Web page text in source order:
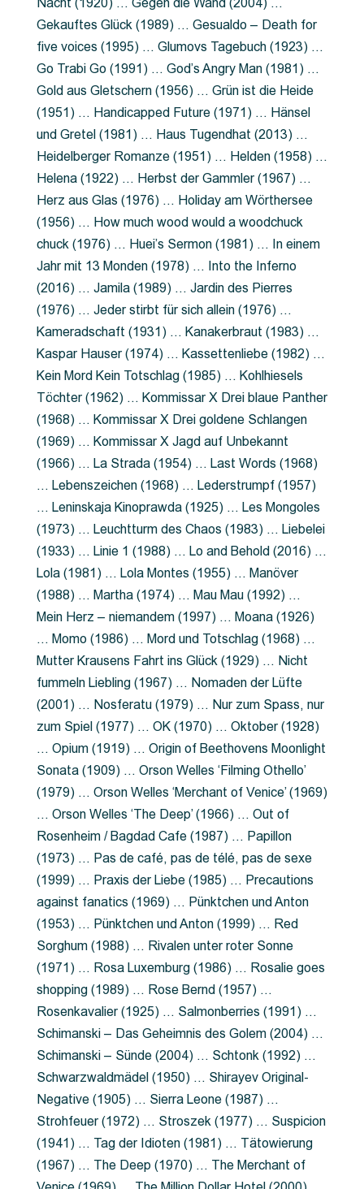
Nacht (1920) … Gegen die Wand (2004) …
Gekauftes Glück (1989) … Gesualdo – Death for
five voices (1995) … Glumovs Tagebuch (1923) …
Go Trabi Go (1991) … God’s Angry Man (1981) …
Gold aus Gletschern (1956) … Grün ist die Heide
(1951) … Handicapped Future (1971) … Hänsel
und Gretel (1981) … Haus Tugendhat (2013) …
Heidelberger Romanze (1951) … Helden (1958) …
Helena (1922) … Herbst der Gammler (1967) …
Herz aus Glas (1976) … Holiday am Wörthersee
(1956) … How much wood would a woodchuck
chuck (1976) … Huei’s Sermon (1981) … In einem
Jahr mit 13 Monden (1978) … Into the Inferno
(2016) … Jamila (1989) … Jardin des Pierres
(1976) … Jeder stirbt für sich allein (1976) …
Kameradschaft (1931) … Kanakerbraut (1983) …
Kaspar Hauser (1974) … Kassettenliebe (1982) …
Kein Mord Kein Totschlag (1985) … Kohlhiesels
Töchter (1962) … Kommissar X Drei blaue Panther
(1968) … Kommissar X Drei goldene Schlangen
(1969) … Kommissar X Jagd auf Unbekannt
(1966) … La Strada (1954) … Last Words (1968)
… Lebenszeichen (1968) … Lederstrumpf (1957)
… Leninskaja Kinoprawda (1925) … Les Mongoles
(1973) … Leuchtturm des Chaos (1983) … Liebelei
(1933) … Linie 1 (1988) … Lo and Behold (2016) …
Lola (1981) … Lola Montes (1955) … Manöver
(1988) … Martha (1974) … Mau Mau (1992) …
Mein Herz – niemandem (1997) … Moana (1926)
… Momo (1986) … Mord und Totschlag (1968) …
Mutter Krausens Fahrt ins Glück (1929) … Nicht
fummeln Liebling (1967) … Nomaden der Lüfte
(2001) … Nosferatu (1979) … Nur zum Spass, nur
zum Spiel (1977) … OK (1970) … Oktober (1928)
… Opium (1919) … Origin of Beethovens Moonlight
Sonata (1909) … Orson Welles ‘Filming Othello’
(1979) … Orson Welles ‘Merchant of Venice’ (1969)
… Orson Welles ‘The Deep’ (1966) … Out of
Rosenheim / Bagdad Cafe (1987) … Papillon
(1973) … Pas de café, pas de télé, pas de sexe
(1999) … Praxis der Liebe (1985) … Precautions
against fanatics (1969) … Pünktchen und Anton
(1953) … Pünktchen und Anton (1999) … Red
Sorghum (1988) … Rivalen unter roter Sonne
(1971) … Rosa Luxemburg (1986) … Rosalie goes
shopping (1989) … Rose Bernd (1957) …
Rosenkavalier (1925) … Salmonberries (1991) …
Schimanski – Das Geheimnis des Golem (2004) …
Schimanski – Sünde (2004) … Schtonk (1992) …
Schwarzwaldmädel (1950) … Shirayev Original-
Negative (1905) … Sierra Leone (1987) …
Strohfeuer (1972) … Stroszek (1977) … Suspicion
(1941) … Tag der Idioten (1981) … Tätowierung
(1967) … The Deep (1970) … The Merchant of